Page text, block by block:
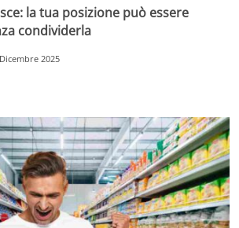
la tua posizione può essere
condividerla
2025